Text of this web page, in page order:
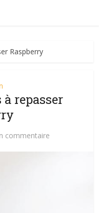
Raspberry
repasser
commentaire